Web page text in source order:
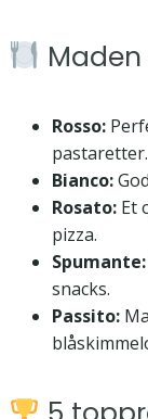
Rosso:
pastaretter.
Bianco:
Rosato: Et
pizza.
Spumante:
snacks.
Passito: